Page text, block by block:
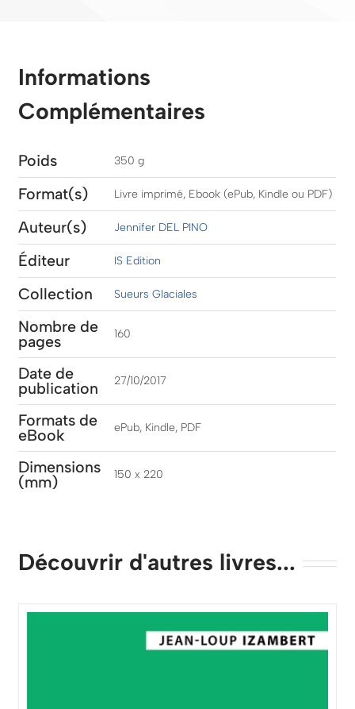
Informations
Complémentaires
Poids 350 g
Format(s) Livre imprimé, Ebook (ePub, Kindle ou PDF)
Auteur(s) Jennifer DEL PINO
Éditeur IS Edition
Collection Sueurs Glaciales
Nombre de
pages 160
Date de
publication 27/10/2017
Formats de
eBook ePub, Kindle, PDF
Dimensions
(mm) 150 x 220
Découvrir d'autres livres...